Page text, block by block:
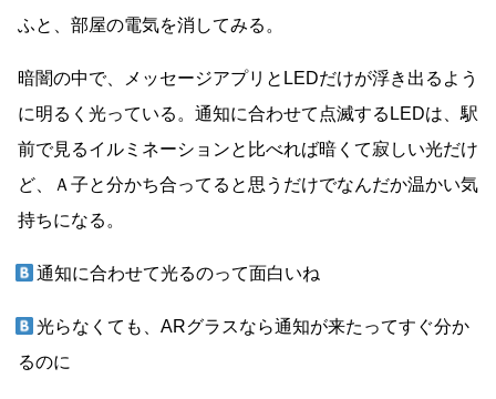
ふと、部屋の電気を消してみる。
暗闇の中で、メッセージアプリとLEDだけが浮き出るよう
に明るく光っている。通知に合わせて点滅するLEDは、駅
前で見るイルミネーションと比べれば暗くて寂しい光だけ
ど、Ａ子と分かち合ってると思うだけでなんだか温かい気
持ちになる。
通知に合わせて光るのって面白いね
光らなくても、ARグラスなら通知が来たってすぐ分か
るのに